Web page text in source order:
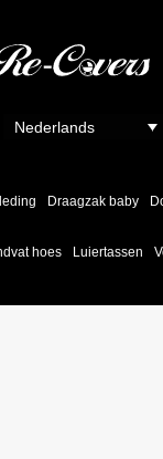
Nederlands
Draagzak baby
hoes Luiertassen